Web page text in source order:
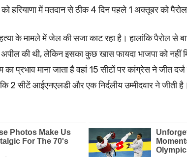
को हरियाणा में मतदान से ठीक 4 दिन पहले 1 अक्तूबर को
के मामले में जेल की सजा काट रहा है। हालांकि पैरोल से
अपील की थी, लेकिन इसका कुछ खास फायदा भाजपा को नहीं
का प्रभाव माना जाता है वहां 15 सीटों पर कांग्रेस ने जीत
2 सीटें आईएनएलडी और एक निर्दलीय उम्मीदवार ने जीती है।